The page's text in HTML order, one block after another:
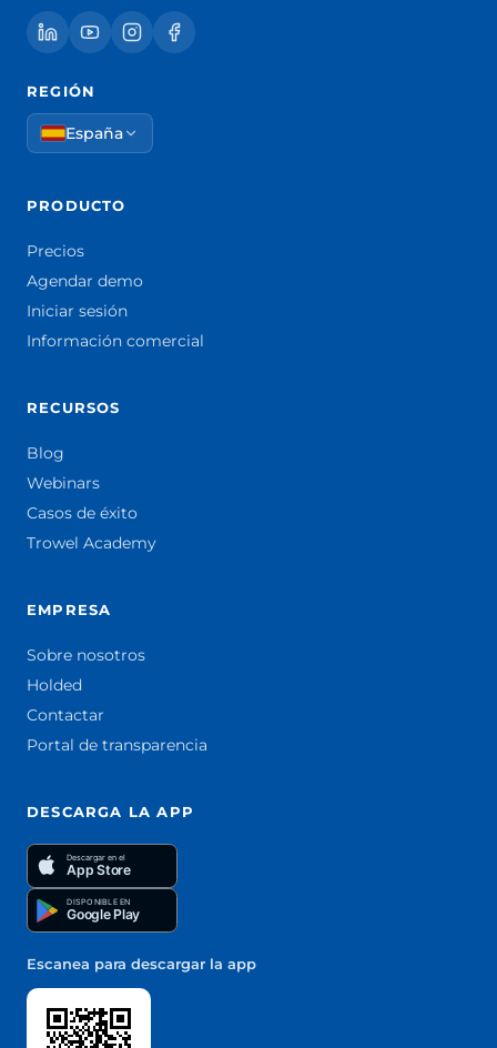
REGIÓN
España
PRODUCTO
Precios
Agendar demo
Iniciar sesión
Información comercial
RECURSOS
Blog
Webinars
Casos de éxito
Trowel Academy
EMPRESA
Sobre nosotros
Holded
Contactar
Portal de transparencia
DESCARGA LA APP
Descargar en el
App Store
DISPONIBLE EN
Google Play
Escanea para descargar la app